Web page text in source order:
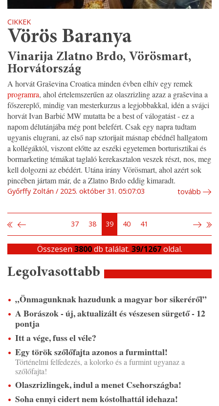
CIKKEK
Vörös Baranya
Vinarija Zlatno Brdo, Vörösmart,
Horvátország
A horvát Graševina Croatica minden évben elhív egy remek
programra, ahol értelemszerűen az olaszrizling azaz a graševina a
főszereplő, mindig van mesterkurzus a legjobbakkal, idén a svájci
horvát Ivan Barbić MW mutatta be a best of válogatást - ez a
napom délutánjába még pont belefért. Csak egy napra tudtam
ugyanis elugrani, az első nap sztorijait másnap ebédnél hallgatom
a kollégáktól, viszont előtte az eszéki egyetemen borturisztikai és
bormarketing témákat taglaló kerekasztalon veszek részt, nos, meg
kell dolgozni az ebédért. Utána irány Vörösmart, ahol azért sok
pincében jártam már, de a Zlatno Brdo eddig kimaradt.
Győrffy Zoltán 2025. október 31. 05:07:03 tovább
37 38 39 40 41
Összesen 3800db találat. 39/1267oldal.
Legolvasottabb
„Önmagunknak hazudunk a magyar bor sikeréről”
A Borászok - új, aktualizált és vészesen sürgető - 12
pontja
Itt a vége, fuss el véle?
Egy török szőlőfajta azonos a furminttal!
Történelmi felfedezés, a kolorko és a furmint ugyanaz a
szőlőfajta!
Olaszrizlingek, indul a menet Csehországba!
Soha ennyi cidert nem kóstolhattál idehaza!